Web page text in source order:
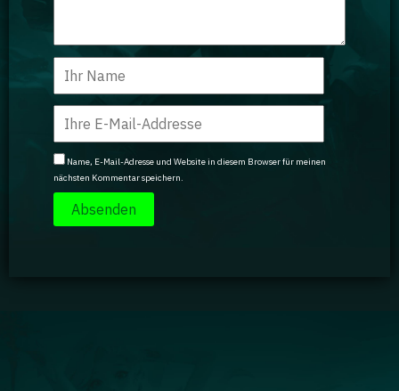
Name, E-Mail-Adresse und Website in diesem Browser für meinen
nächsten Kommentar speichern.